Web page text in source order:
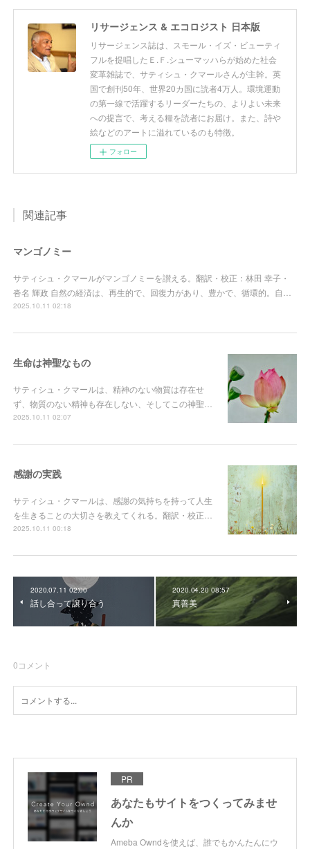
リサージェンス & エコロジスト 日本版
リサージェンス誌は、スモール・イズ・ビューティ
フルを提唱したＥ.Ｆ.シューマッハらが始めた社会
変革雑誌で、サティシュ・クマールさんが主幹。英
国で創刊50年、世界20カ国に読者4万人。環境運動
の第一線で活躍するリーダーたちの、よりよい未来
への提言で、考える糧を読者にお届け。また、詩や
絵などのアートに溢れているのも特徴。
フォロー
関連記事
マンゴノミー
サティシュ・クマールがマンゴノミーを讃える。翻訳・校正：林田 幸子・
沓名 輝政 自然の経済は、再生的で、回復力があり、豊かで、循環的。自…
2025.10.11 02:18
生命は神聖なもの
サティシュ・クマールは、精神のない物質は存在せ
ず、物質のない精神も存在しない、そしてこの神聖…
2025.10.11 02:07
感謝の実践
サティシュ・クマールは、感謝の気持ちを持って人生
を生きることの大切さを教えてくれる。翻訳・校正…
2025.10.11 00:18
2020.07.11 02:00
話し合って譲り合う
2020.04.20 08:57
真善美
0コメント
PR
あなたもサイトをつくってみませ
んか
Ameba Owndを使えば、誰でもかんたんにウ